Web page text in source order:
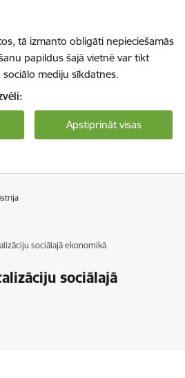
tā izmanto obligāti nepieciešamās
papildus šajā vietnē var tikt
mediju sīkdatnes.
Apstiprināt visas
sociālajā ekonomikā
sociālajā